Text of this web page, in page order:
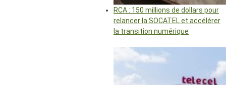
RCA : 150 millions de dollars pour
relancer la SOCATEL et accélérer
la transition numérique